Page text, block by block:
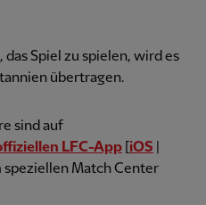
das Spiel zu spielen, wird es
übertragen.
sind auf
LFC-App iOS
speziellen Match Center